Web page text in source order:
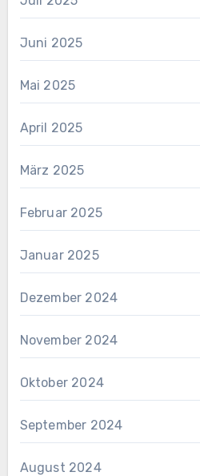
Juni 2025
Mai 2025
April 2025
März 2025
Februar 2025
Januar 2025
Dezember 2024
November 2024
Oktober 2024
September 2024
August 2024